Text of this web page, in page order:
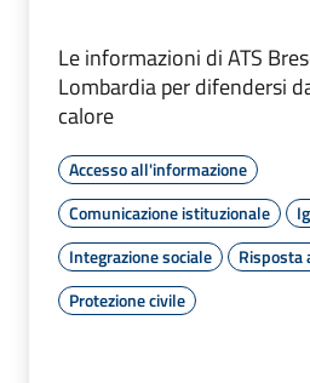
Le informazioni di ATS
Lombardia per difendersi
calore
Accesso all'informazione
Comunicazione istituzionale
Integrazione sociale
Risposta
Protezione civile